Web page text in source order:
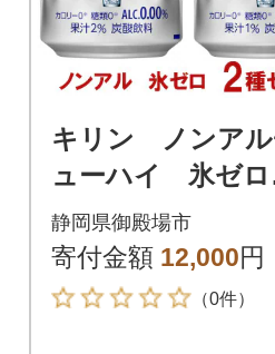
キリン ノンアル
ューハイ 氷ゼ
スパークリング
セット 350ml
本
静岡県御殿場市
寄付金額 12,000円
（0件）